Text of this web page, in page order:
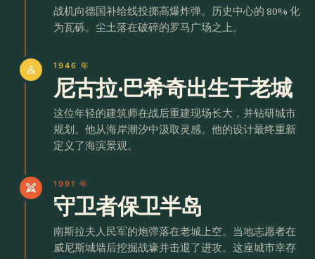
战机向德国补给线投掷高爆炸弹。历史中心的 80% 化
为瓦砾。尘土落在破碎的罗马广场之上。
person 1946 年
尼古拉·巴希奇出生于老城
这位年轻的建筑师在战后重建现场长大，并钻研城市
规划。他从海岸潮汐中汲取灵感。他的设计最终重新
定义了海滨景观。
swords 1991 年
守卫者保卫半岛
南斯拉夫人民军的炮弹落在老城上空。当地志愿者在
威尼斯城墙后挖掘战壕并击退了进攻。这座城市幸存